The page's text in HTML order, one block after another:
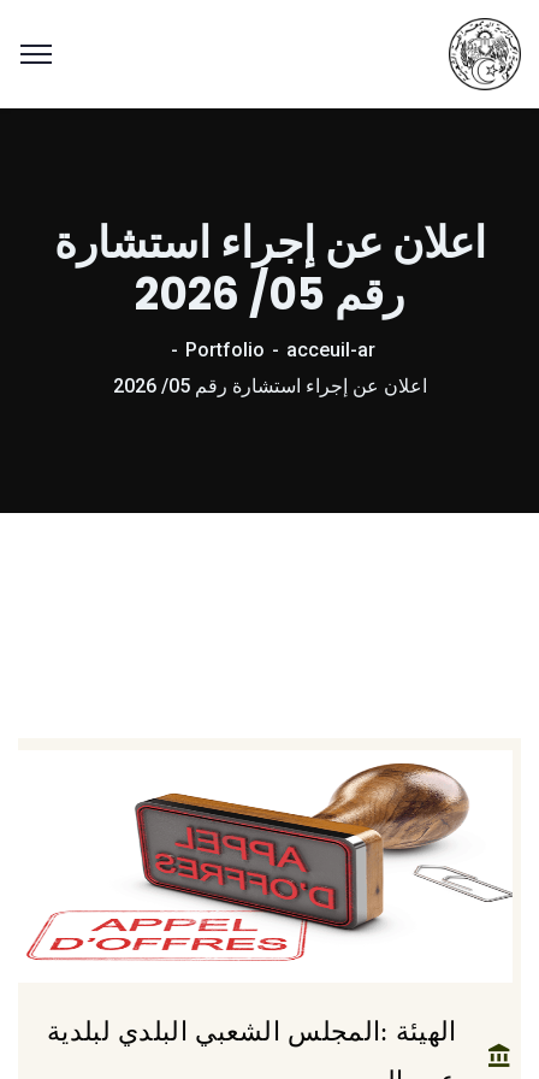
اعلان عن إجراء استشارة
رقم 05/ 2026
acceuil-ar
Portfolio
اعلان عن إجراء استشارة رقم 05/ 2026
الهيئة :المجلس الشعبي البلدي لبلدية